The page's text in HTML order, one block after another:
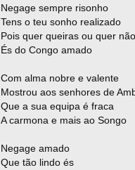
Negage sempre risonho
Tens o teu sonho realizado
Pois quer queiras ou quer não
És do Congo amado
Com alma nobre e valente
Mostrou aos senhores de
Que a sua equipa é fraca
A carmona e mais ao Songo
Negage amado
Que tão lindo és